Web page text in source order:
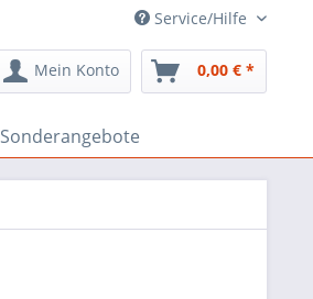
Service/Hilfe
Mein Konto 0,00 € *
Sonderangebote